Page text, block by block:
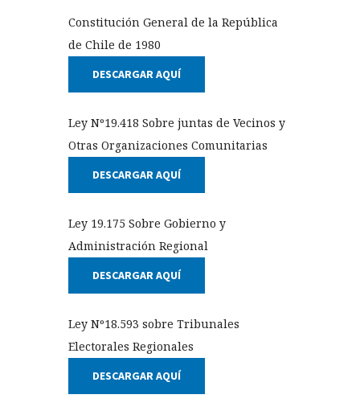
Constitución General de la República
de Chile de 1980
DESCARGAR AQUÍ
Ley Nº19.418 Sobre juntas de Vecinos y
Otras Organizaciones Comunitarias
DESCARGAR AQUÍ
Ley 19.175 Sobre Gobierno y
Administración Regional
DESCARGAR AQUÍ
Ley Nº18.593 sobre Tribunales
Electorales Regionales
DESCARGAR AQUÍ